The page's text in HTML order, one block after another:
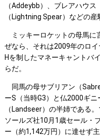
（Addeybb）、ブレアハウ
（Lightning Spear）などの産
ミッキーロケットの母馬に
ぜなら、それは2009年のロ
Hを制したマネーキャントバ
らだ。
同馬の母サブリアン（
ーS（当時G3）と仏2000ギ
（Landseer）の半姉である
ソールズ社10月1歳セール・
ー（約1,142万円）に達せず